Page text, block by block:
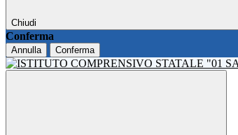
Chiudi
Conferma
Annulla Conferma